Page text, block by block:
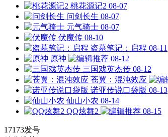
桃花源记2 08-07
问剑长生 08-07
元气骑士 08-07
伏魔传 08-10
盗墓笔记：启程 08-11
原神
08-12
三国戏英杰传 08-12
苍翼：混沌效应
诺亚传说口袋版 08-13
仙山小农 08-14
QQ炫舞2
08-15
17173发号